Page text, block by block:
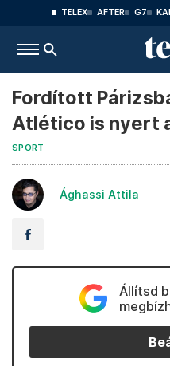
TELEX AFTER G7
Fordított
Atlético is nyert
SPORT
Ághassi Attila
Állítsd